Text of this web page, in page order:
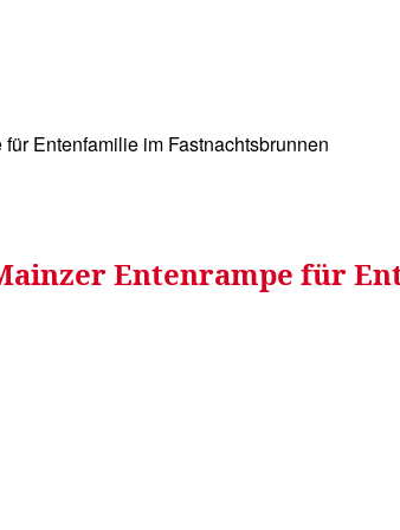
Entenfamilie im Fastnachtsbrunnen
Entenrampe für